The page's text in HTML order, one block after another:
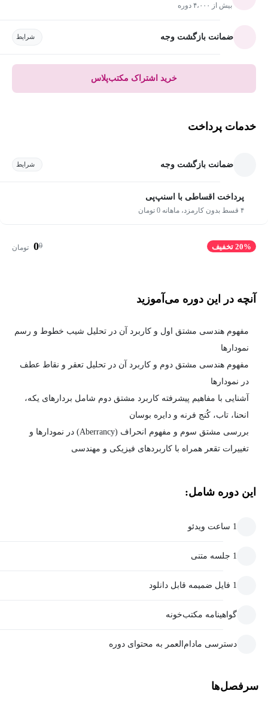
بیش از ۴،۰۰۰ دوره
ضمانت بازگشت وجه شرایط
خرید اشتراک مکتب‌پلاس
خدمات پرداخت
ضمانت بازگشت وجه شرایط
پرداخت اقساطی با اسنپ‌پی
۴ قسط بدون کارمزد، ماهانه 0 تومان
20% تخفیف 0
0 تومان
آنچه در این دوره می‌آموزید
مفهوم هندسی مشتق اول و کاربرد آن در تحلیل شیب خطوط و رسم
نمودارها
مفهوم هندسی مشتق دوم و کاربرد آن در تحلیل تعقر و نقاط عطف
در نمودارها
آشنایی با مفاهیم پیشرفته کاربرد مشتق دوم شامل بردارهای یکه،
انحنا، تاب، کُنج فرنه و دایره بوسان
بررسی مشتق سوم و مفهوم انحراف (Aberrancy) در نمودارها و
تغییرات تقعر همراه با کاربردهای فیزیکی و مهندسی
این دوره شامل:
1 ساعت ویدئو
1 جلسه متنی
1 فایل ضمیمه قابل دانلود
گواهینامه مکتب‌خونه
دسترسی مادام‌العمر به محتوای دوره
سرفصل‌ها